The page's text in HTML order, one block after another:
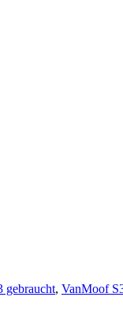
gebraucht, VanMoof